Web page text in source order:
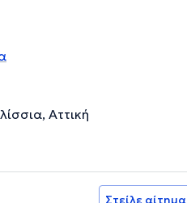
Αττική
Στείλε αίτημα